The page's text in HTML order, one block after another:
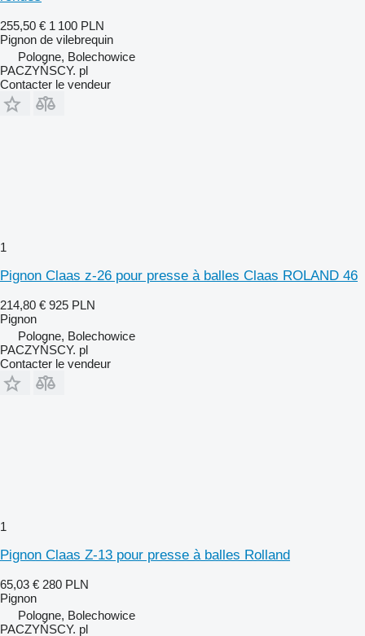
255,50 € 1 100 PLN
Pignon de vilebrequin
Pologne, Bolechowice
PACZYŃSCY. pl
Contacter le vendeur
1
Pignon Claas z-26 pour presse à balles Claas ROLAND 46
214,80 € 925 PLN
Pignon
Pologne, Bolechowice
PACZYŃSCY. pl
Contacter le vendeur
1
Pignon Claas Z-13 pour presse à balles Rolland
65,03 € 280 PLN
Pignon
Pologne, Bolechowice
PACZYŃSCY. pl